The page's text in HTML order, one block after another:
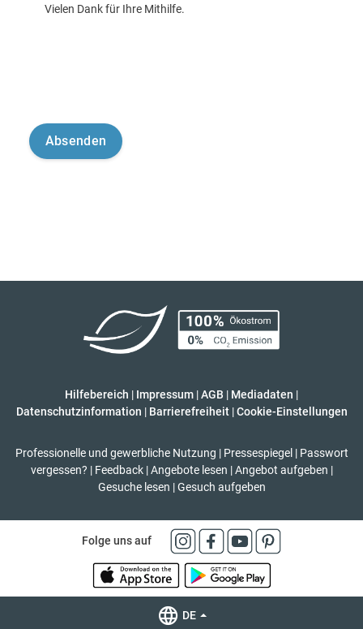
Vielen Dank für Ihre Mithilfe.
Hilfebereich | Impressum |AGB | Mediadaten |
Datenschutzinformation | Barrierefreiheit | Cookie-Einstellungen
Professionelle und gewerbliche Nutzung | Pressespiegel | Passwort
vergessen? | Feedback | Angebote lesen | Angebot aufgeben |
Gesuche lesen | Gesuch aufgeben
Folge uns auf
DE